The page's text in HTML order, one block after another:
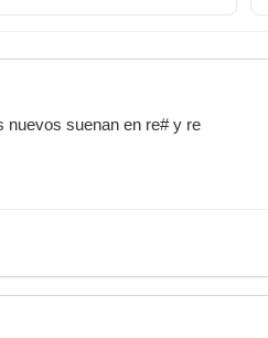
nuevos suenan en re# y re